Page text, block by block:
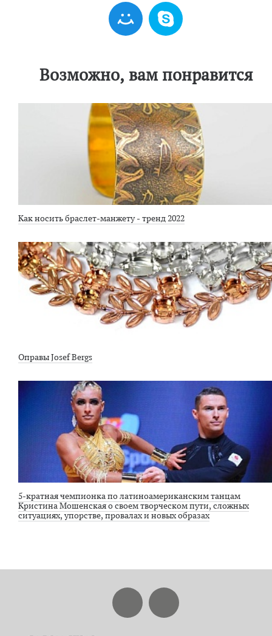
Возможно, вам понравится
Как носить браслет-манжету - тренд 2022
Оправы Josef Bergs
5-кратная чемпионка по латиноамериканским танцам
Кристина Мошенская о своем творческом пути, сложных
ситуациях, упорстве, провалах и новых образах